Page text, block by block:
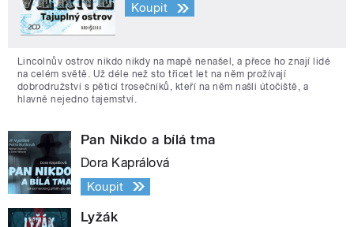
Koupit
Lincolnův ostrov nikdo nikdy na mapě nenašel, a přece ho znají lidé
na celém světě. Už déle než sto třicet let na něm prožívají
dobrodružství s pěticí trosečníků, kteří na něm našli útočiště, a
hlavně nejedno tajemství.
Pan Nikdo a bílá tma
Dora Kaprálová
Koupit
Lyžák